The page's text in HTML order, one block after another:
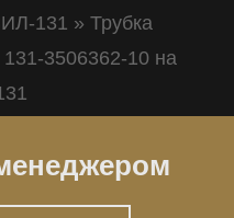
131 » Трубка
3506362-10 на